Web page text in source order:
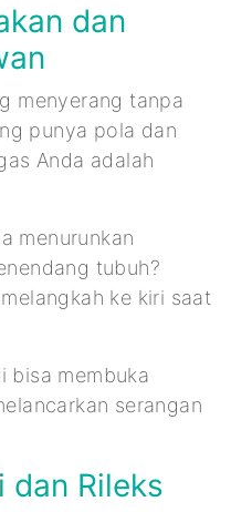
dan
menyerang tanpa
punya pola dan
Anda adalah
menurunkan
tubuh?
ke kiri saat
bisa membuka
serangan
dan Rileks